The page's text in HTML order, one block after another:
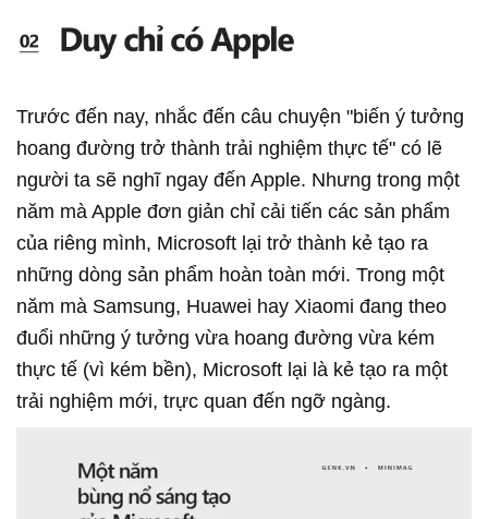
Trước đến nay, nhắc đến câu chuyện "biến ý tưởng
hoang đường trở thành trải nghiệm thực tế" có lẽ
người ta sẽ nghĩ ngay đến Apple. Nhưng trong một
năm mà Apple đơn giản chỉ cải tiến các sản phẩm
của riêng mình, Microsoft lại trở thành kẻ tạo ra
những dòng sản phẩm hoàn toàn mới. Trong một
năm mà Samsung, Huawei hay Xiaomi đang theo
đuổi những ý tưởng vừa hoang đường vừa kém
thực tế (vì kém bền), Microsoft lại là kẻ tạo ra một
trải nghiệm mới, trực quan đến ngỡ ngàng.